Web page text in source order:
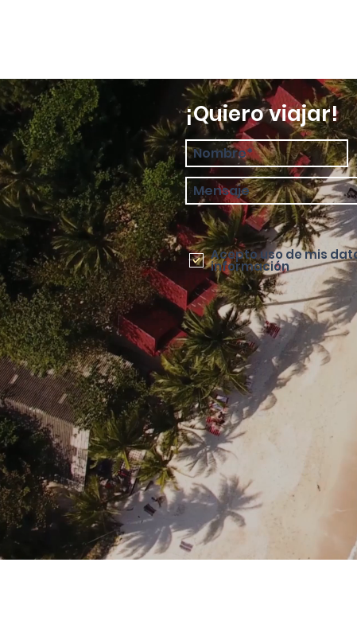
¡Quiero viajar!
Acepto uso de mis
información